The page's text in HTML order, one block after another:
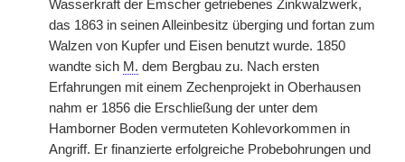
Wasserkraft der Emscher getriebenes Zinkwalzwerk,
das 1863 in seinen Alleinbesitz überging und fortan zum
Walzen von Kupfer und Eisen benutzt wurde. 1850
wandte sich M. dem Bergbau zu. Nach ersten
Erfahrungen mit einem Zechenprojekt in Oberhausen
nahm er 1856 die Erschließung der unter dem
Hamborner Boden vermuteten Kohlevorkommen in
Angriff. Er finanzierte erfolgreiche Probebohrungen und